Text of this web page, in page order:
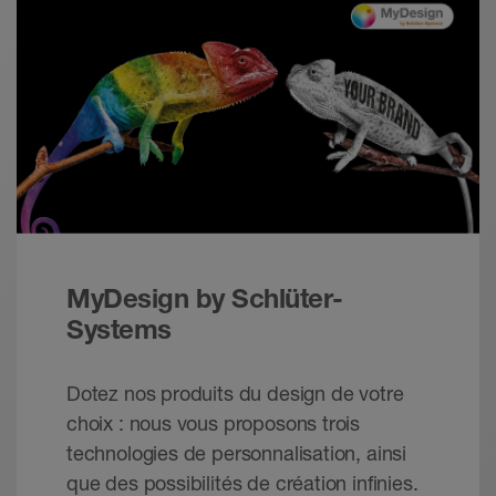
MyDesign by Schlüter-
Systems
Dotez nos produits du design de votre
choix : nous vous proposons trois
technologies de personnalisation, ainsi
que des possibilités de création infinies.